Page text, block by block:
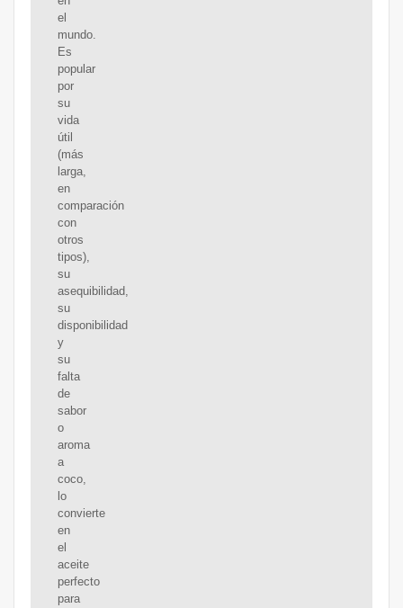
el
mundo.
Es
popular
por
su
vida
útil
(más
larga,
en
comparación
con
otros
tipos),
su
asequibilidad,
su
disponibilidad
y
su
falta
de
sabor
o
aroma
a
coco,
lo
convierte
en
el
aceite
perfecto
para